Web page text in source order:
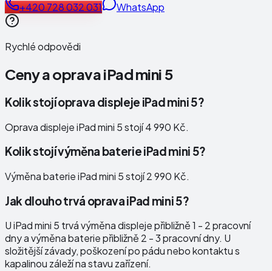
+420 728 032 031 WhatsApp
Rychlé odpovědi
Ceny a opravaiPad mini 5
Kolik stojí oprava displeje iPad mini 5?
Oprava displeje iPad mini 5 stojí 4 990 Kč.
Kolik stojí výměna baterie iPad mini 5?
Výměna baterie iPad mini 5 stojí 2 990 Kč.
Jak dlouho trvá oprava iPad mini 5?
U iPad mini 5 trvá výměna displeje přibližně 1 - 2 pracovní
dny a výměna baterie přibližně 2 - 3 pracovní dny. U
složitější závady, poškození po pádu nebo kontaktu s
kapalinou záleží na stavu zařízení.